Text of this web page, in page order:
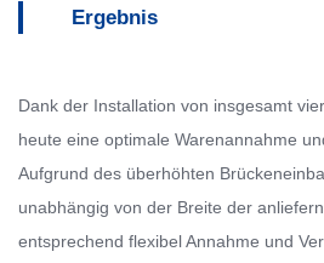
Ergebnis
Dank der Installation von insgesamt
heute eine optimale Warenannahme
Aufgrund des überhöhten
unabhängig von der Breite der
entsprechend flexibel Annahme und